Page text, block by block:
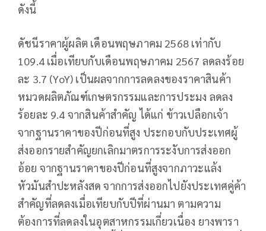
ดังนี้
ดัชนีราคาผู้ผลิต เดือนพฤษภาคม 2568 เท่ากับ
109.4 เมื่อเทียบกับเดือนพฤษภาคม 2567 ลดลงร้อย
ละ 3.7 (YoY) เป็นผลจากการลดลงของราคาสินค้า
หมวดผลิตภัณฑ์เกษตรกรรมและการประมง ลดลง
ร้อยละ 9.4 จากสินค้าสำคัญ ได้แก่ ข้าวเปลือกเจ้า
จากฐานราคาของปีก่อนที่สูง ประกอบกับประเทศผู้
ส่งออกรายสำคัญยกเลิกมาตรการระงับการส่งออก
อ้อย จากฐานราคาของปีก่อนที่สูงจากภาวะแล้ง
หัวมันสำปะหลังสด จากการส่งออกไปยังประเทศคู่ค้า
สำคัญที่ลดลงเมื่อเทียบกับปีที่ผ่านมา ตามความ
ต้องการที่ลดลงในอุตสาหกรรมเกี่ยวเนื่อง ยางพารา